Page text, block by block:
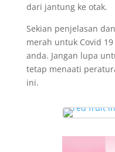
dari jantung ke otak.
Sekian penjelasan
merah untuk Covid
anda. Jangan lupa
tetap menaati
ini.